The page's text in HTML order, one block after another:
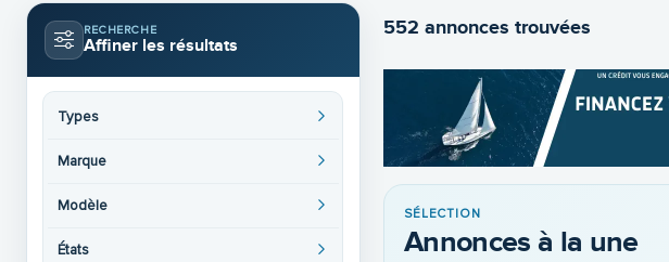
RECHERCHE
Affiner les résultats
Types
Marque
Modèle
États
552 annonces trouvées
SÉLECTION
Annonces à la une